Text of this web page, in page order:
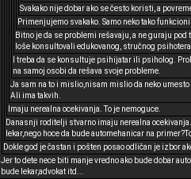
Svakako nije dobar ako se često koristi, a
Primenjujemo svakako. Samo neko tako
Bitno je da se problemi rešavaju, a ne guraju
loše konsultovali edukovanog, stručnog
I treba da se konsultuje psihijatar ili psiholog.
na samoj osobi da rešava svoje probleme.
Ja sam na to i mislio,nisam mislio da neko
Ali ima takvih.
Imaju nerealna ocekivanja. To je nemoguce.
Danasnji roditelji stvarno imaju nerealna
lekar,nego hoce da bude automehanicar na
Dokle god je častan i pošten posao odličan je izbor
Jer to dete nece biti manje vredno ako bude dobar
bude lekar,advokat itd...